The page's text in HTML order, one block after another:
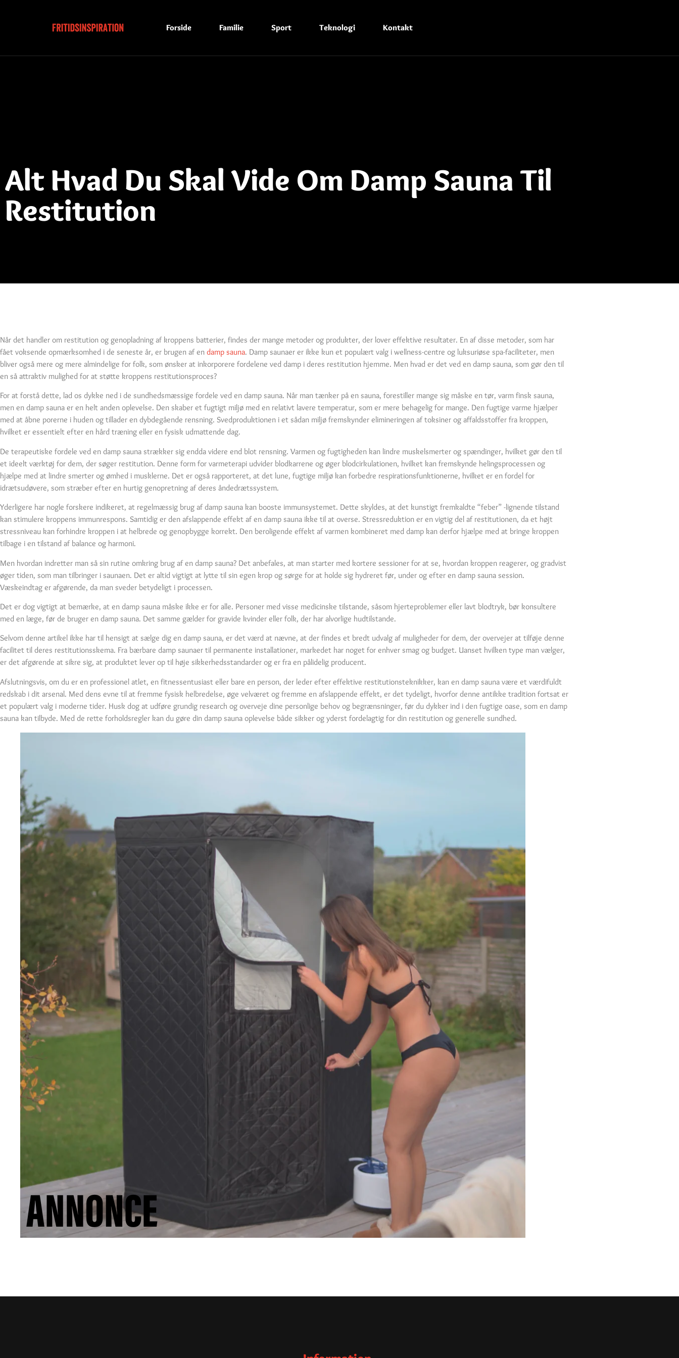
Forside Familie Sport Teknologi Kontakt
Alt Hvad Du Skal Vide Om Damp Sauna Til
Restitution
Når det handler om restitution og genopladning af kroppens batterier, findes der mange metoder og produkter, der lover effektive resultater. En af disse metoder, som har
fået voksende opmærksomhed i de seneste år, er brugen af en damp sauna. Damp saunaer er ikke kun et populært valg i wellness-centre og luksuriøse spa-faciliteter, men
bliver også mere og mere almindelige for folk, som ønsker at inkorporere fordelene ved damp i deres restitution hjemme. Men hvad er det ved en damp sauna, som gør den til
en så attraktiv mulighed for at støtte kroppens restitutionsproces?
For at forstå dette, lad os dykke ned i de sundhedsmæssige fordele ved en damp sauna. Når man tænker på en sauna, forestiller mange sig måske en tør, varm finsk sauna,
men en damp sauna er en helt anden oplevelse. Den skaber et fugtigt miljø med en relativt lavere temperatur, som er mere behagelig for mange. Den fugtige varme hjælper
med at åbne porerne i huden og tillader en dybdegående rensning. Svedproduktionen i et sådan miljø fremskynder elimineringen af toksiner og affaldsstoffer fra kroppen,
hvilket er essentielt efter en hård træning eller en fysisk udmattende dag.
De terapeutiske fordele ved en damp sauna strækker sig endda videre end blot rensning. Varmen og fugtigheden kan lindre muskelsmerter og spændinger, hvilket gør den til
et ideelt værktøj for dem, der søger restitution. Denne form for varmeterapi udvider blodkarrene og øger blodcirkulationen, hvilket kan fremskynde helingsprocessen og
hjælpe med at lindre smerter og ømhed i musklerne. Det er også rapporteret, at det lune, fugtige miljø kan forbedre respirationsfunktionerne, hvilket er en fordel for
idrætsudøvere, som stræber efter en hurtig genopretning af deres åndedrætssystem.
Yderligere har nogle forskere indikeret, at regelmæssig brug af damp sauna kan booste immunsystemet. Dette skyldes, at det kunstigt fremkaldte “feber” -lignende tilstand
kan stimulere kroppens immunrespons. Samtidig er den afslappende effekt af en damp sauna ikke til at overse. Stressreduktion er en vigtig del af restitutionen, da et højt
stressniveau kan forhindre kroppen i at helbrede og genopbygge korrekt. Den beroligende effekt af varmen kombineret med damp kan derfor hjælpe med at bringe kroppen
tilbage i en tilstand af balance og harmoni.
Men hvordan indretter man så sin rutine omkring brug af en damp sauna? Det anbefales, at man starter med kortere sessioner for at se, hvordan kroppen reagerer, og gradvist
øger tiden, som man tilbringer i saunaen. Det er altid vigtigt at lytte til sin egen krop og sørge for at holde sig hydreret før, under og efter en damp sauna session.
Væskeindtag er afgørende, da man sveder betydeligt i processen.
Det er dog vigtigt at bemærke, at en damp sauna måske ikke er for alle. Personer med visse medicinske tilstande, såsom hjerteproblemer eller lavt blodtryk, bør konsultere
med en læge, før de bruger en damp sauna. Det samme gælder for gravide kvinder eller folk, der har alvorlige hudtilstande.
Selvom denne artikel ikke har til hensigt at sælge dig en damp sauna, er det værd at nævne, at der findes et bredt udvalg af muligheder for dem, der overvejer at tilføje denne
facilitet til deres restitutionsskema. Fra bærbare damp saunaer til permanente installationer, markedet har noget for enhver smag og budget. Uanset hvilken type man vælger,
er det afgørende at sikre sig, at produktet lever op til høje sikkerhedsstandarder og er fra en pålidelig producent.
Afslutningsvis, om du er en professionel atlet, en fitnessentusiast eller bare en person, der leder efter effektive restitutionsteknikker, kan en damp sauna være et værdifuldt
redskab i dit arsenal. Med dens evne til at fremme fysisk helbredelse, øge velværet og fremme en afslappende effekt, er det tydeligt, hvorfor denne antikke tradition fortsat er
et populært valg i moderne tider. Husk dog at udføre grundig research og overveje dine personlige behov og begrænsninger, før du dykker ind i den fugtige oase, som en damp
sauna kan tilbyde. Med de rette forholdsregler kan du gøre din damp sauna oplevelse både sikker og yderst fordelagtig for din restitution og generelle sundhed.